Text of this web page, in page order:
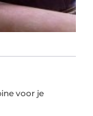
voor je